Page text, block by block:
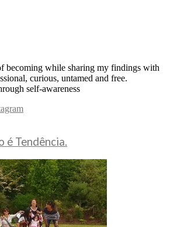
becoming while sharing my findings with
curious, untamed and free.
self-awareness
é Tendência.